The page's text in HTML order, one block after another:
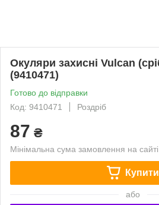
Окуляри захисні Vulcan
(9410471)
Готово до відправки
Код: 9410471
Роздріб
87 ₴
Мінімальна сума замовлення на
Купити
або